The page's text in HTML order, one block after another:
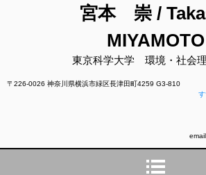
宮本 崇 /
MIYAMOTO
東京科学大学 環境・社会
〒226-0026 神奈川県横浜市緑区長津田町4259 G3-810